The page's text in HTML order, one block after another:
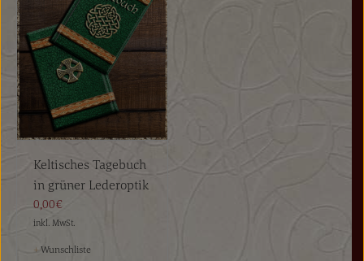
Keltisches Tagebuch
in grüner Lederoptik
0,00€
inkl. MwSt.
+ Wunschliste